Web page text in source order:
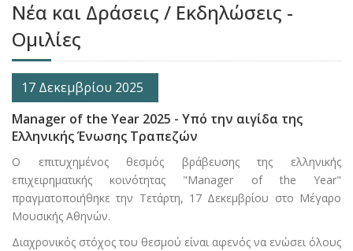
Νέα και Δράσεις / Εκδηλώσεις -
Ομιλίες
17 Δεκεμβρίου 2025
Manager of the Year 2025 - Υπό την αιγίδα της
Ελληνικής Ένωσης Τραπεζών
Ο επιτυχημένος θεσμός βράβευσης της ελληνικής
επιχειρηματικής κοινότητας "Manager of the Year"
πραγματοποιήθηκε την Τετάρτη, 17 Δεκεμβρίου στο Μέγαρο
Μουσικής Αθηνών.
Διαχρονικός στόχος του θεσμού είναι αφενός να ενώσει όλους